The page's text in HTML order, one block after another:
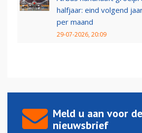
halfjaar: eind volgend
per maand
29-07-2026, 20:09
Meld u aan voor de
nieuwsbrief